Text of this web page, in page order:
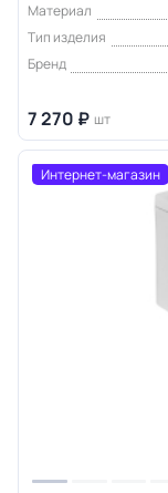
Материал
Тип изделия
Бренд
7 270 ₽ шт
Интернет-магазин